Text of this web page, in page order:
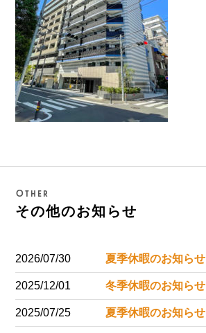
Other
その他のお知らせ
2026/07/30 夏季休暇のお知らせ
2025/12/01 冬季休暇のお知らせ
2025/07/25 夏季休暇のお知らせ